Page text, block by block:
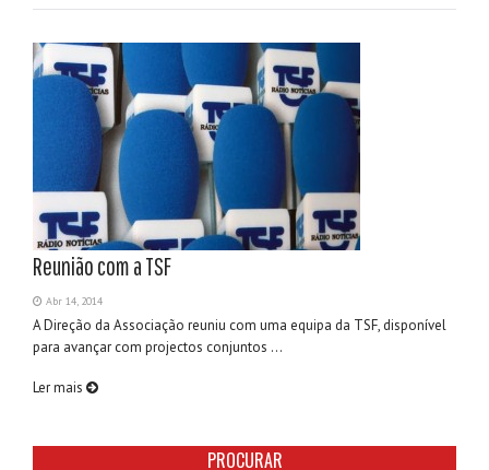
Reunião com a TSF
Abr 14, 2014
A Direção da Associação reuniu com uma equipa da TSF, disponível
para avançar com projectos conjuntos ...
Ler mais
PROCURAR